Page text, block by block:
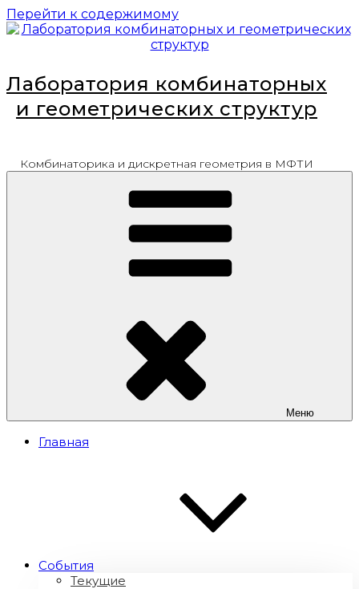
Перейти к содержимому
Лаборатория комбинаторных
и геометрических структур
Комбинаторика и дискретная геометрия в МФТИ
Меню
Главная
Cобытия
Текущие